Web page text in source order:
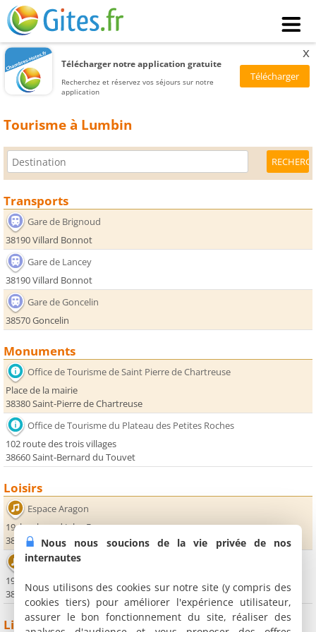
Télécharger notre application gratuite
Recherchez et réservez vos séjours sur notre
application
x
Tourisme à Lumbin
Transports
Gare de Brignoud
38190 Villard Bonnot
Gare de Lancey
38190 Villard Bonnot
Gare de Goncelin
38570 Goncelin
Monuments
Office de Tourisme de Saint Pierre de Chartreuse
Place de la mairie
38380 Saint-Pierre de Chartreuse
Office de Tourisme du Plateau des Petites Roches
102 route des trois villages
38660 Saint-Bernard du Touvet
Loisirs
Espace Aragon
19, boulevard Jules Ferry
38190 Villard Bonnot
Espace Paul Jargot
191 rue Francois Mitterand
38920 Crolles
Lieux sportifs
Nous nous soucions de la vie privée de nos
internautes
Nous utilisons des cookies sur notre site (y compris des
cookies tiers) pour améliorer l'expérience utilisateur,
assurer le bon fonctionnement du site, réaliser des